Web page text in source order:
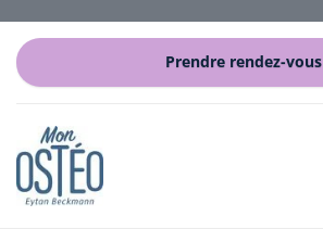
Prendre rendez-vous